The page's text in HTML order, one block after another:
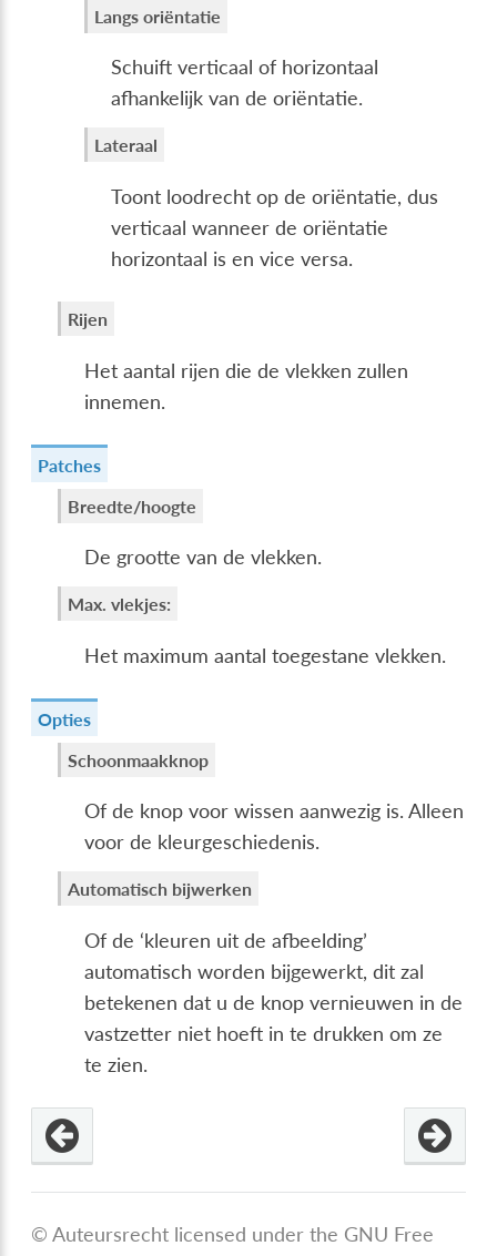
Langs oriëntatie
Schuift verticaal of horizontaal
afhankelijk van de oriëntatie.
Lateraal
Toont loodrecht op de oriëntatie, dus
verticaal wanneer de oriëntatie
horizontaal is en vice versa.
Rijen
Het aantal rijen die de vlekken zullen
innemen.
Patches
Breedte/hoogte
De grootte van de vlekken.
Max. vlekjes:
Het maximum aantal toegestane vlekken.
Opties
Schoonmaakknop
Of de knop voor wissen aanwezig is. Alleen
voor de kleurgeschiedenis.
Automatisch bijwerken
Of de ‘kleuren uit de afbeelding’
automatisch worden bijgewerkt, dit zal
betekenen dat u de knop vernieuwen in de
vastzetter niet hoeft in te drukken om ze
te zien.
© Auteursrecht licensed under the GNU Free